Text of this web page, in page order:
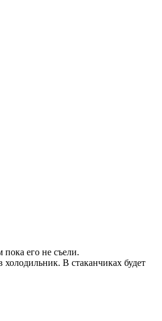
его не съели.
холодильник. В стаканчиках будет